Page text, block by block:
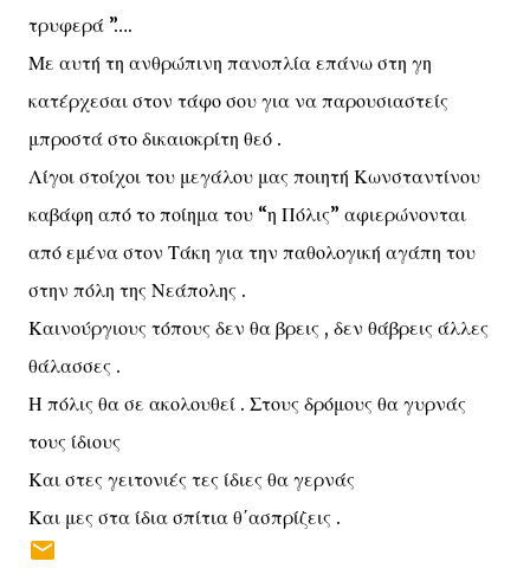
τρυφερά ”….
Με αυτή τη ανθρώπινη πανοπλία επάνω στη γη
κατέρχεσαι στον τάφο σου για να παρουσιαστείς
μπροστά στο δικαιοκρίτη θεό .
Λίγοι στοίχοι του μεγάλου μας ποιητή Κωνσταντίνου
καβάφη από το ποίημα του “η Πόλις” αφιερώνονται
από εμένα στον Τάκη για την παθολογική αγάπη του
στην πόλη της Νεάπολης .
Καινούργιους τόπους δεν θα βρεις , δεν θάβρεις άλλες
θάλασσες .
Η πόλις θα σε ακολουθεί . Στους δρόμους θα γυρνάς
τους ίδιους
Και στες γειτονιές τες ίδιες θα γερνάς
Και μες στα ίδια σπίτια θ΄ασπρίζεις .